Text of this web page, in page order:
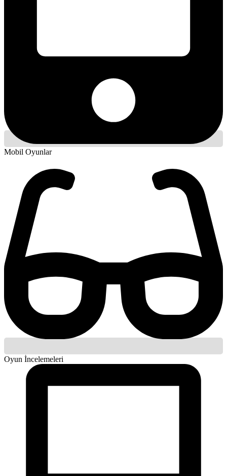
Mobil Oyunlar
Oyun İncelemeleri